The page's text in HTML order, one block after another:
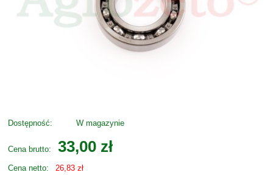
Dostępność: W magazynie
Cena brutto: 33,00 zł
Cena netto: 26,83 zł